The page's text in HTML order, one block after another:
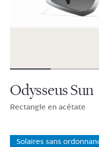
Odysseus Sun
Rectangle en acétate
Solaires sans